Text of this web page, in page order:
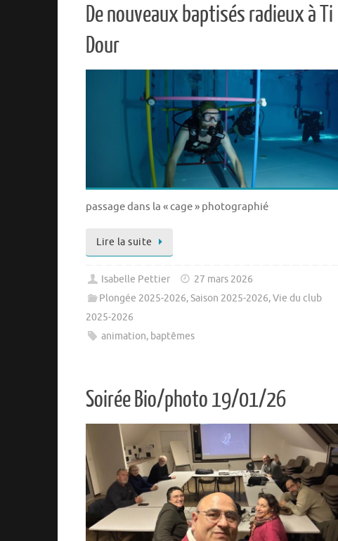
De nouveaux baptisés radieux à Ti
Dour
passage dans la « cage » photographié
Lire la suite
Isabelle Pettier
27 mars 2026
Plongée 2025-2026,Saison 2025-2026,Vie du club
2025-2026
animation, baptêmes
Soirée Bio/photo 19/01/26